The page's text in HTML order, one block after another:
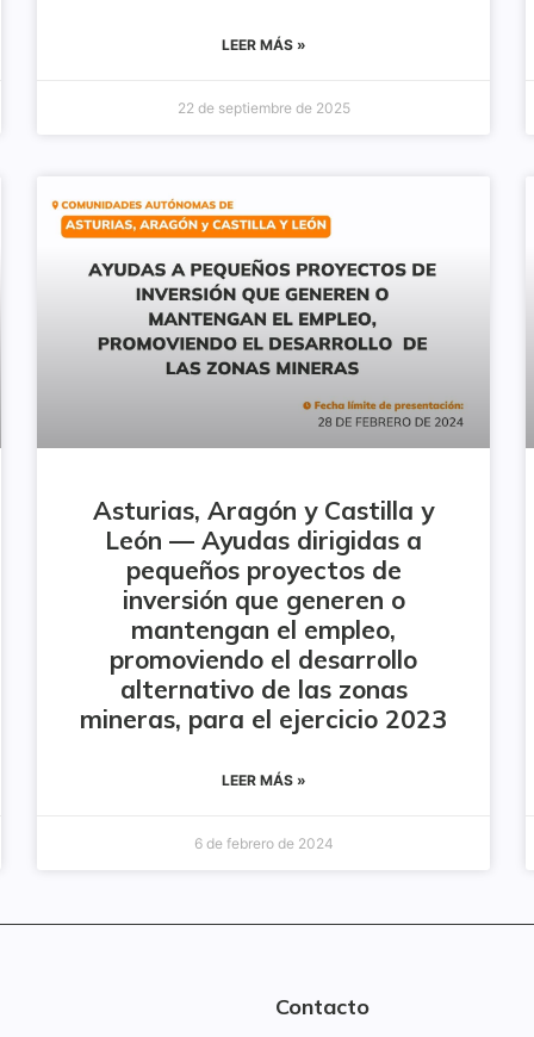
LEER MÁS »
22 de septiembre de 2025
Asturias, Aragón y Castilla y
León — Ayudas dirigidas a
pequeños proyectos de
inversión que generen o
mantengan el empleo,
promoviendo el desarrollo
alternativo de las zonas
mineras, para el ejercicio 2023
LEER MÁS »
6 de febrero de 2024
Contacto